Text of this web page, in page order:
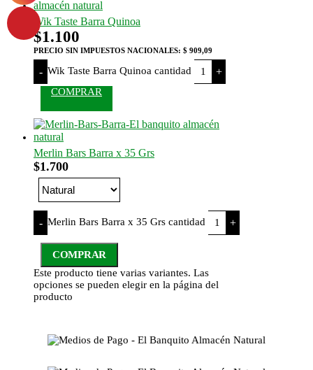
Wik Taste Barra Quinoa
$1.100
PRECIO SIN IMPUESTOS NACIONALES: $ 909,09
- Wik Taste Barra Quinoa cantidad +
COMPRAR
Merlin Bars Barra x 35 Grs
$1.700
- Merlin Bars Barra x 35 Grs cantidad +
COMPRAR
Este producto tiene varias variantes. Las
opciones se pueden elegir en la página del
producto